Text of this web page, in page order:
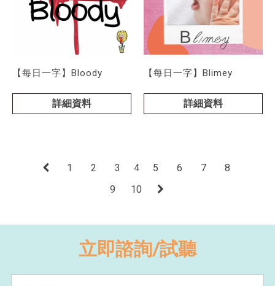
【每日一字】Bloody
詳細資料
【每日一字】Blimey
詳細資料
1 2 3 4 5 6 7
8
9
10
立即諮詢/試聽